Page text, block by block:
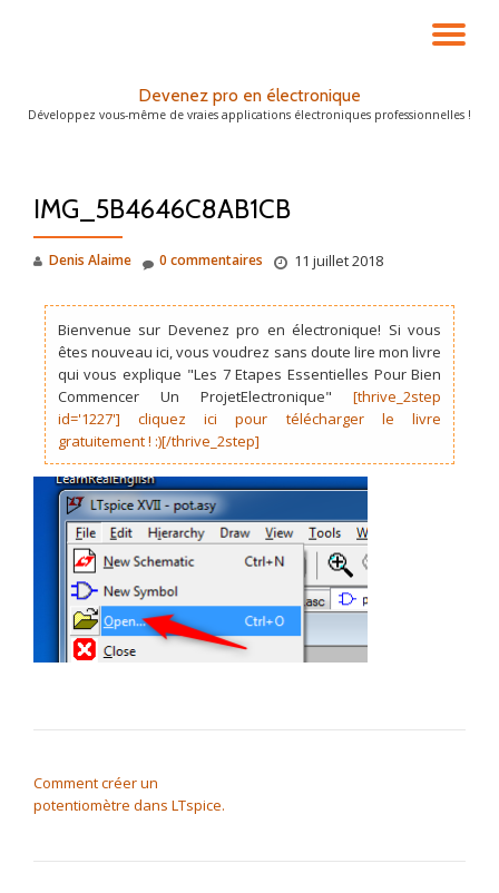
LA
Devenez pro en électronique
Développez vous-même de vraies applications électroniques professionnelles !
IMG_5B4646C8AB1CB
Denis Alaime 11 juillet 2018
0 commentaires
Bienvenue sur Devenez pro en électronique! Si vous
êtes nouveau ici, vous voudrez sans doute lire mon livre
qui vous explique "Les 7 Etapes Essentielles Pour Bien
Commencer Un ProjetElectronique"[thrive_2step
id='1227'] cliquez ici pour télécharger le livre
gratuitement ! :)[/thrive_2step]
Comment créer un
potentiomètre dans LTspice.